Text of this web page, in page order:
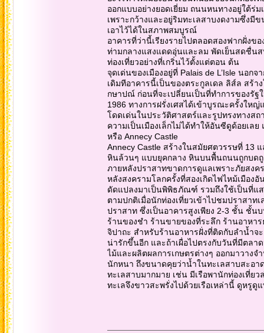
ออกแบบอย่างยอดเยี่ยม ถนนหนทางอยู่ใต้
เพราะกว้างและอยู่ริมทะเลสาบงดงามซึ่งมี
เอาไว้ได้ในสภาพสมบูรณ์
อาคารที่ว่านี้เรียงรายไปตลอดสองฟากฝั่งข
ท่ามกลางแสงแดดอุ่นและลม พัดเย็นสดชื่นส
ท่องเที่ยวอย่างที่เกริ่นไว้ตั้งแต่ตอน ต้น
จุดเด่นของเมืองอยู่ที่ Palais de L’Isle นอ
เดิมทีอาคารนี้เป็นของตระกูลเดล ลิส์ล สร้
กษาปณ์ ก่อนที่จะเปลี่ยนเป็นที่ทำการของรัฐ
1986 ทางการฝรั่งเศสได้เข้าบูรณะครั้งให
โดดเด่นในประวัติศาสตร์และรูปทรงทางส
ความเป็นเมืองเล็กไม่ได้ทำให้อันซีดูด้อยเ
หรือ Annecy Castle
Annecy Castle สร้างในสมัยศตวรรษที่ 13
หินล้วนๆ แบบยุคกลาง หินบนพื้นถนนถูกบด
ภายหลังปราสาทขาดการดูแลเพราะภัยสง
หลังสงครามโลกครั้งที่สองเกิดไฟไหม้เมือ
ดัดแปลงมาเป็นพิพิธภัณฑ์ รวมถึงใช้เป็นที่แ
ตามปกติเมื่อนักท่องเที่ยวเข้าไปชมปราสาท
ปราสาท ซึ่งเป็นอาคารสูงเพียง 2-3 ชั้น ชั้
ร้านของชำ ร้านขายของที่ระลึก ร้านอาหา
จิปาถะ สำหรับร้านอาหารฝั่งที่ติดกับลำน้ำจ
น่ารักขึ้นอีก และถ้าเผื่อไปตรงกับวันที่มีตลา
ไม้และผลิตผลการเกษตรต่างๆ ออกมาวาง
นักหนา ถึงขนาดคุยว่าน้ำในทะเลสาบสะอา
ทะเลสาบมากมาย เช่น มีเรือพานักท่องเที่ย
ทะเลจึงขาวสะพรั่งไปด้วยเรือเหล่านี้ ดูหรูดู